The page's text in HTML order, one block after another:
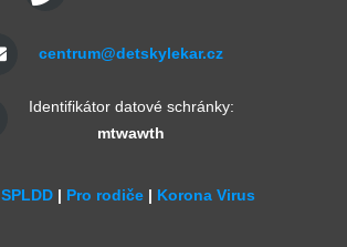
centrum@detskylekar.cz
Identifikátor datové schránky:
mtwawth
SPLDD | Pro rodiče | Korona Virus